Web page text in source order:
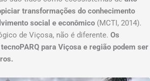
transformações do conhecimento
social e econômico (MCTI, 2014).
de Viçosa, não é diferente. Os
para Viçosa e região podem ser